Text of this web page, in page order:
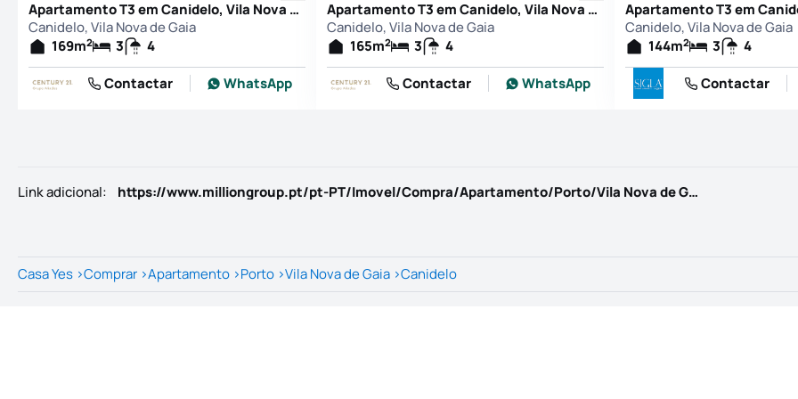
Apartamento T3 em Canidelo, Vila Nova de Gaia
Canidelo, Vila Nova de Gaia
169m2 3
4
Contactar
WhatsApp
Apartamento T3 em Canidelo, Vila Nova de Gaia
Canidelo, Vila Nova de Gaia
165m2 3
4
Contactar
WhatsApp
Canidelo, Vila Nova de Gaia
144m2 3
4
Contactar
Link adicional: https://www.milliongroup.pt/pt-PT/Imovel/Compra/Apartamento/Porto/Vila Nova de Gaia/Canidelo/1278480
Casa Yes >Comprar >Apartamento >Porto >Vila Nova de Gaia >Canidelo